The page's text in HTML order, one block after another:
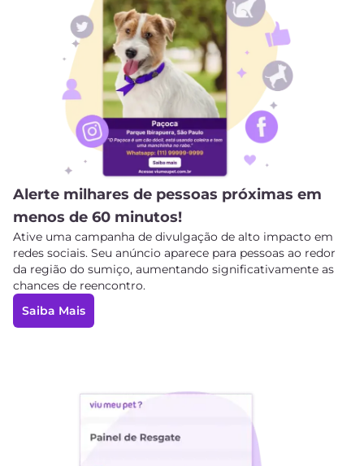
Alerte milhares de pessoas próximas em
menos de 60 minutos!
Ative uma campanha de divulgação de alto impacto em
redes sociais. Seu anúncio aparece para pessoas ao redor
da região do sumiço, aumentando significativamente as
chances de reencontro.
Saiba Mais